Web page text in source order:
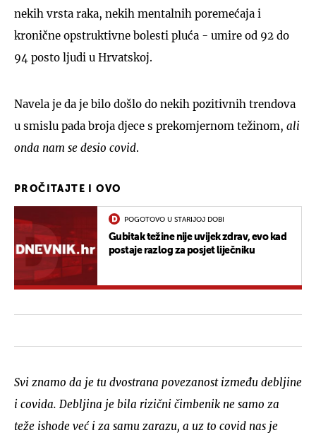
nekih vrsta raka, nekih mentalnih poremećaja i
kronične opstruktivne bolesti pluća - umire od 92 do
94 posto ljudi u Hrvatskoj.
Navela je da je bilo došlo do nekih pozitivnih trendova
u smislu pada broja djece s prekomjernom težinom, ali
onda nam se desio covid.
PROČITAJTE I OVO
POGOTOVO U STARIJOJ DOBI
Gubitak težine nije uvijek zdrav, evo kad
postaje razlog za posjet liječniku
Svi znamo da je tu dvostrana povezanost između debljine
i covida. Debljina je bila rizični čimbenik ne samo za
teže ishode već i za samu zarazu, a uz to covid nas je